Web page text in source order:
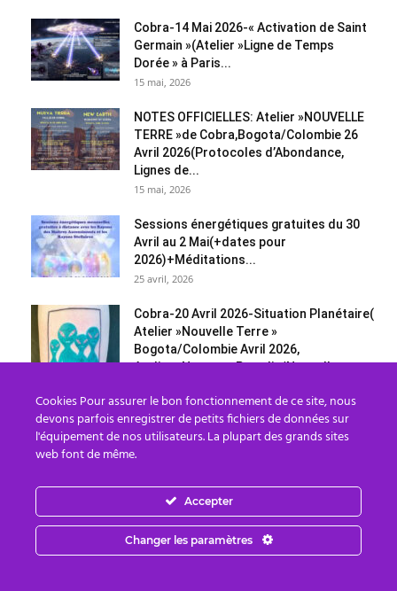
Cobra-14 Mai 2026-« Activation de Saint
Germain »(Atelier »Ligne de Temps
Dorée » à Paris...
15 mai, 2026
NOTES OFFICIELLES: Atelier »NOUVELLE
TERRE »de Cobra,Bogota/Colombie 26
Avril 2026(Protocoles d’Abondance,
Lignes de...
15 mai, 2026
Sessions énergétiques gratuites du 30
Avril au 2 Mai(+dates pour
2026)+Méditations...
25 avril, 2026
Cobra-20 Avril 2026-Situation Planétaire(
Atelier »Nouvelle Terre »
Bogota/Colombie Avril 2026,
Atelier »Nouveau Paradis/Nouvelle...
Catégories
Catégories
Cookies Pour assurer le bon fonctionnement de ce site, nous
devons parfois enregistrer de petits fichiers de données sur
l'équipement de nos utilisateurs. La plupart des grands sites
web font de même.
Accepter
Changer les paramètres